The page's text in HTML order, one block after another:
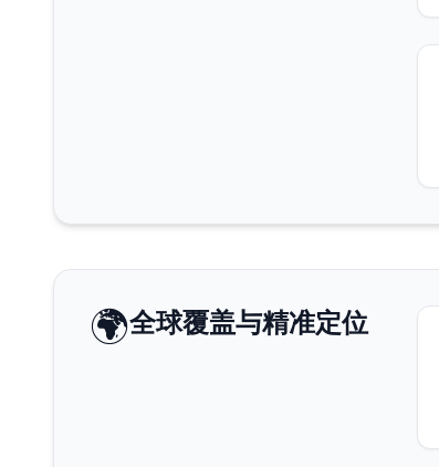
🌍全球覆盖与精准定位